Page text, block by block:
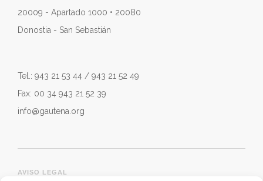
20009 - Apartado 1000 • 20080
Donostia - San Sebastián
Tel.: 943 21 53 44 / 943 21 52 49
Fax: 00 34 943 21 52 39
info@gautena.org
AVISO LEGAL